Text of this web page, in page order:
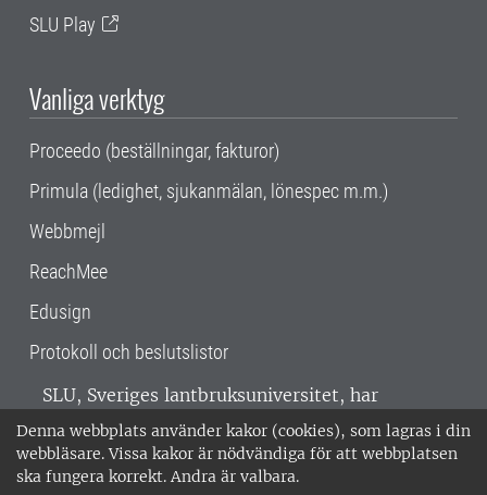
Denna webbplats använder kakor (cookies), som lagras i din
webbläsare. Vissa kakor är nödvändiga för att webbplatsen
ska fungera korrekt. Andra är valbara.
SLU Play
Vanliga verktyg
Proceedo (beställningar, fakturor)
Primula (ledighet, sjukanmälan, lönespec m.m.)
Webbmejl
ReachMee
Edusign
Protokoll och beslutslistor
SLU, Sveriges lantbruksuniversitet, har
verksamhet över hela Sverige. Huvudorter är
Alnarp, Uppsala och Umeå.SLU är
miljöcertifierat enligt ISO 14001. •